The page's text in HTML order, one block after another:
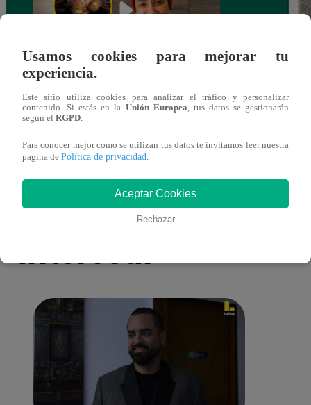
antes de Navidad?
También te puede
interesar
Usamos cookies para mejorar tu
experiencia.
Este sitio utiliza cookies para analizar el tráfico y personalizar
contenido. Si estás en la Unión Europea, tus datos se gestionarán
según el RGPD.
Para conocer mejor como se utilizan tus datos te invitamos leer nuestra
pagina de Política de privacidad.
Aceptar Cookies
Rechazar